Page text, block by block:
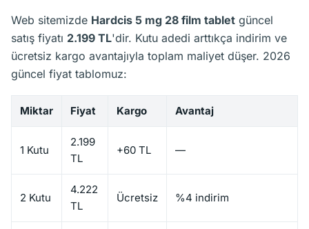
Web sitemizde Hardcis 5 mg 28 film tablet güncel
satış fiyatı 2.199 TL'dir. Kutu adedi arttıkça indirim ve
ücretsiz kargo avantajıyla toplam maliyet düşer. 2026
güncel fiyat tablomuz:
Miktar Fiyat Kargo Avantaj
1 Kutu
2.199
TL
+60 TL —
2 Kutu
4.222
TL
Ücretsiz %4 indirim